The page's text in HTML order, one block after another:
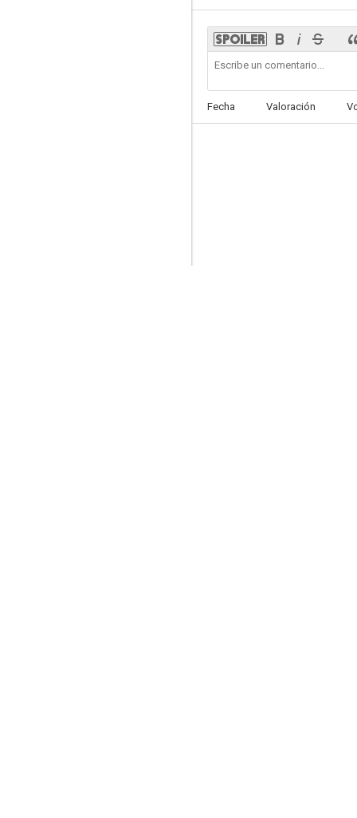
Fecha Valoración